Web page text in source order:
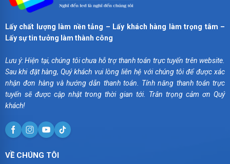
Lấy chất lượng làm nền tảng – Lấy khách hàng làm trọng tâm –
Lấy sự tin tưởng làm thành công
Lưu ý: Hiện tại, chúng tôi chưa hỗ trợ thanh toán trực tuyến trên website.
Sau khi đặt hàng, Quý khách vui lòng liên hệ với chúng tôi để được xác
nhận đơn hàng và hướng dẫn thanh toán. Tính năng thanh toán trực
tuyến sẽ được cập nhật trong thời gian tới. Trân trọng cảm ơn Quý
khách!
VỀ CHÚNG TÔI